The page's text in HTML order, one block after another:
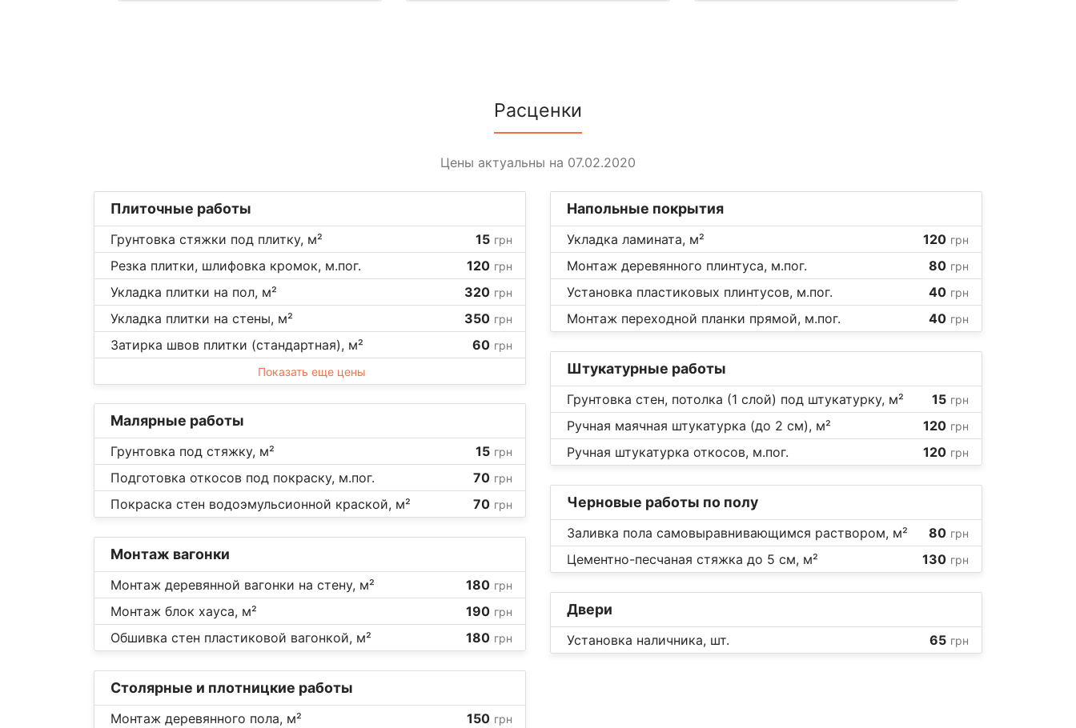
Расценки
Цены актуальны на 07.02.2020
Плиточные работы
Грунтовка стяжки под плитку, м² 15 грн
Резка плитки, шлифовка кромок, м.пог. 120 грн
Укладка плитки на пол, м² 320 грн
Укладка плитки на стены, м² 350 грн
Затирка швов плитки (стандартная), м² 60 грн
Показать еще цены
Малярные работы
Грунтовка под стяжку, м² 15 грн
Подготовка откосов под покраску, м.пог. 70 грн
Покраска стен водоэмульсионной краской, м² 70 грн
Монтаж вагонки
Монтаж деревянной вагонки на стену, м² 180 грн
Монтаж блок хауса, м² 190 грн
Обшивка стен пластиковой вагонкой, м² 180 грн
Столярные и плотницкие работы
Монтаж деревянного пола, м² 150 грн
Напольные покрытия
Укладка ламината, м² 120 грн
Монтаж деревянного плинтуса, м.пог. 80 грн
Установка пластиковых плинтусов, м.пог. 40 грн
Монтаж переходной планки прямой, м.пог. 40 грн
Штукатурные работы
Грунтовка стен, потолка (1 слой) под штукатурку, м² 15 грн
Ручная маячная штукатурка (до 2 см), м² 120 грн
Ручная штукатурка откосов, м.пог. 120 грн
Черновые работы по полу
Заливка пола самовыравнивающимся раствором, м² 80 грн
Цементно-песчаная стяжка до 5 см, м² 130 грн
Двери
Установка наличника, шт. 65 грн